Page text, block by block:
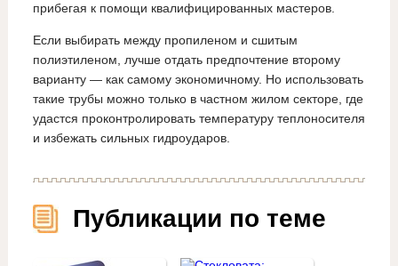
прибегая к помощи квалифицированных мастеров.
Если выбирать между пропиленом и сшитым
полиэтиленом, лучше отдать предпочтение второму
варианту — как самому экономичному. Но использовать
такие трубы можно только в частном жилом секторе, где
удастся проконтролировать температуру теплоносителя
и избежать сильных гидроударов.
Публикации по теме